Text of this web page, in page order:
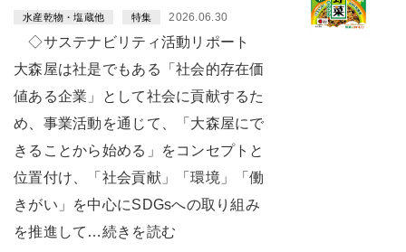
水産乾物・塩蔵他 特集 2026.06.30
◇サステナビリティ活動リポート
大森屋は社是でもある「社会的存在価
値ある企業」として社会に貢献するた
め、事業活動を通じて、「大森屋にで
きることから始める」をコンセプトと
位置付け、「社会貢献」「環境」「働
きがい」を中心にSDGsへの取り組み
を推進して…続きを読む